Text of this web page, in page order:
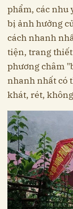
phẩm, các nhu
bị ảnh hưởng
cách nhanh
tiện, trang
phương châm
nhanh nhất có
khát, rét,